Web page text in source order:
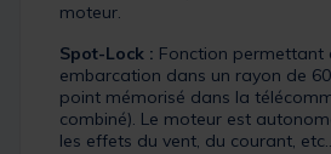
moteur.
Spot-Lock : Fonction permettant
embarcation dans un rayon de
point mémorisé dans la
combiné). Le moteur est
les effets du vent, du courant,